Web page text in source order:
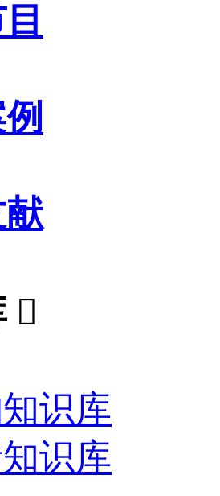

识库
识库